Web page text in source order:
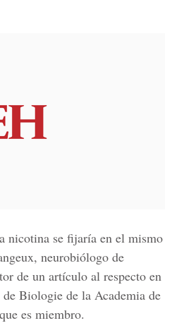
nicotina se fijaría en el mismo
neurobiólogo de
de un artículo al respecto en
Biologie de la Academia de
es miembro.